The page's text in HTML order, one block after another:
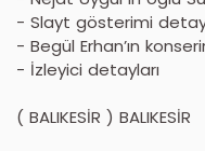
- Slayt gösterimi
- Begül Erhan’ın
- İzleyici detayları
( BALIKESİR ) BALIKESİR